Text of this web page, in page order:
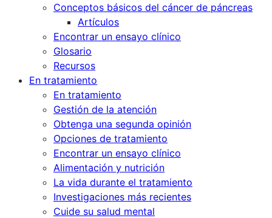
Conceptos básicos del cáncer de páncreas
Artículos
Encontrar un ensayo clínico
Glosario
Recursos
En tratamiento
En tratamiento
Gestión de la atención
Obtenga una segunda opinión
Opciones de tratamiento
Encontrar un ensayo clínico
Alimentación y nutrición
La vida durante el tratamiento
Investigaciones más recientes
Cuide su salud mental